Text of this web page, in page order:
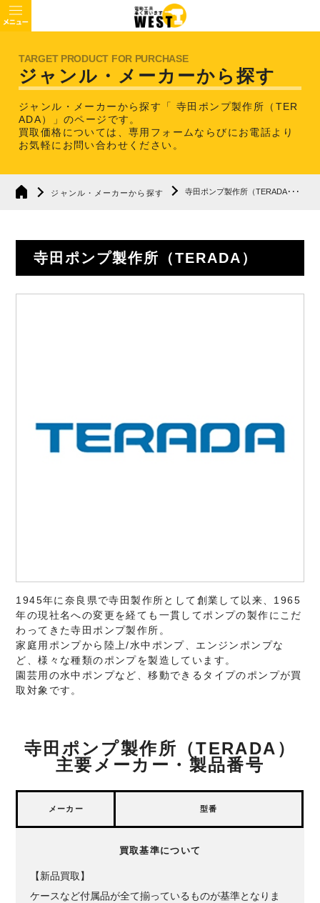
ジャンル・メーカーから探す
ジャンル・メーカーから探す「 寺田ポンプ製作所（TER
ADA）」のページです。
買取価格については、専用フォームならびにお電話より
お気軽にお問い合わせください。
ジャンル・メーカーから探す 寺田ポンプ製作所（TERADA･･･
寺田ポンプ製作所（TERADA）
1945年に奈良県で寺田製作所として創業して以来、1965
年の現社名への変更を経ても一貫してポンプの製作にこだ
わってきた寺田ポンプ製作所。
家庭用ポンプから陸上/水中ポンプ、エンジンポンプな
ど、様々な種類のポンプを製造しています。
園芸用の水中ポンプなど、移動できるタイプのポンプが買
取対象です。
寺田ポンプ製作所（TERADA）
主要メーカー・製品番号
メーカー 型番
買取基準について
【新品買取】
ケースなど付属品が全て揃っているものが基準となりま